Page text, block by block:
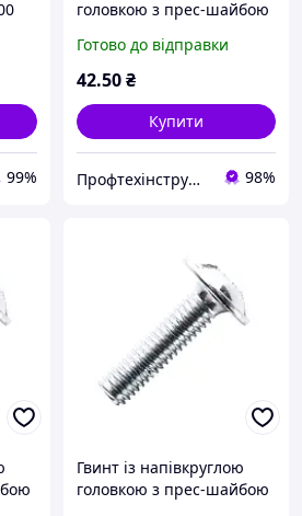
99%
головкою з прес-шайбою
міцний. 4.8 цинк білий
(пач. 50 шт.)
Готово до відправки
42.50₴
Купити
Профтехінструмент 98%
Гвинт із напівкруглою
головкою з прес-шайбою